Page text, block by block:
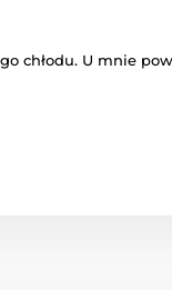
chłodu. U mnie